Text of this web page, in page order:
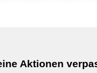
Aktionen